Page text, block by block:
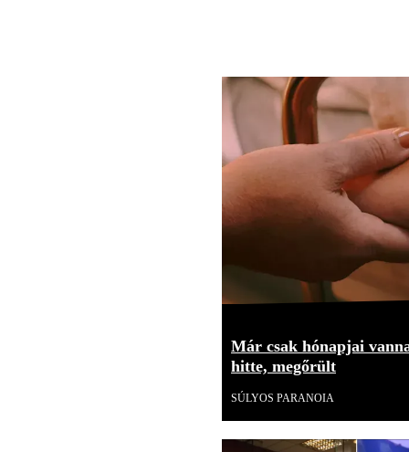
Már csak hónapjai
hitte, megőrült
SÚLYOS PARANOIA